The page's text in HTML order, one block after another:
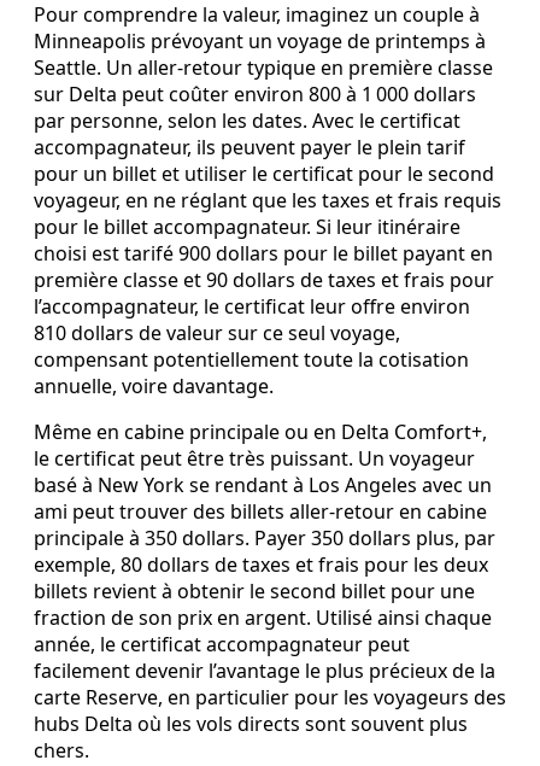
Pour comprendre la valeur, imaginez un couple à
Minneapolis prévoyant un voyage de printemps à
Seattle. Un aller‑retour typique en première classe
sur Delta peut coûter environ 800 à 1 000 dollars
par personne, selon les dates. Avec le certificat
accompagnateur, ils peuvent payer le plein tarif
pour un billet et utiliser le certificat pour le second
voyageur, en ne réglant que les taxes et frais requis
pour le billet accompagnateur. Si leur itinéraire
choisi est tarifé 900 dollars pour le billet payant en
première classe et 90 dollars de taxes et frais pour
l’accompagnateur, le certificat leur offre environ
810 dollars de valeur sur ce seul voyage,
compensant potentiellement toute la cotisation
annuelle, voire davantage.
Même en cabine principale ou en Delta Comfort+,
le certificat peut être très puissant. Un voyageur
basé à New York se rendant à Los Angeles avec un
ami peut trouver des billets aller‑retour en cabine
principale à 350 dollars. Payer 350 dollars plus, par
exemple, 80 dollars de taxes et frais pour les deux
billets revient à obtenir le second billet pour une
fraction de son prix en argent. Utilisé ainsi chaque
année, le certificat accompagnateur peut
facilement devenir l’avantage le plus précieux de la
carte Reserve, en particulier pour les voyageurs des
hubs Delta où les vols directs sont souvent plus
chers.